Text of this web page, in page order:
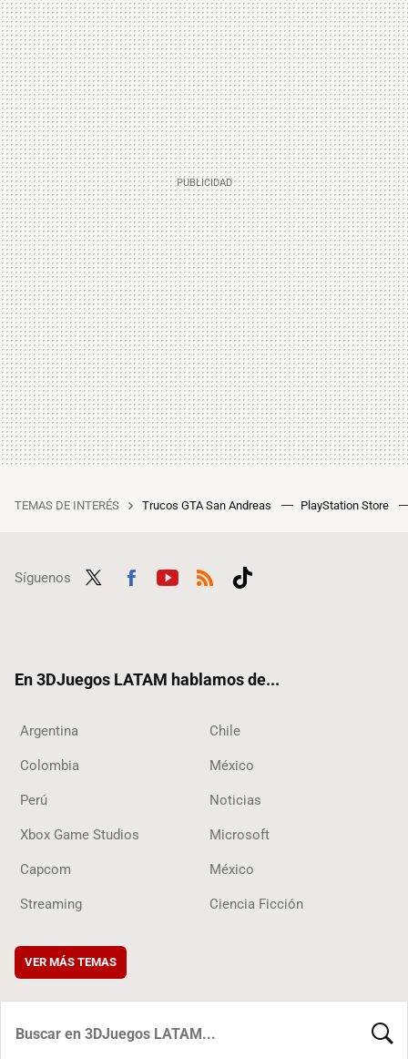
TEMAS DE INTERÉS Trucos GTA San Andreas PlayStation Store
Síguenos
En 3DJuegos LATAM hablamos de...
Argentina Chile
Colombia México
Perú Noticias
Xbox Game Studios Microsoft
Capcom México
Streaming Ciencia Ficción
VER MÁS TEMAS